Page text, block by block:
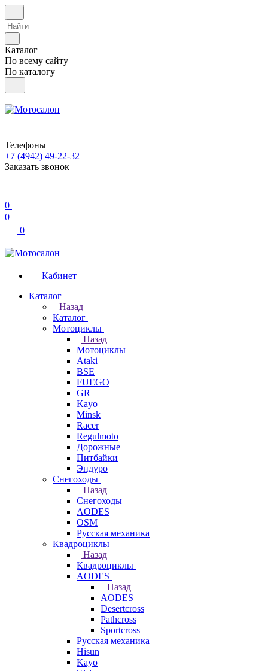
Каталог
По всему сайту
По каталогу
Телефоны
+7 (4942) 49-22-32
Заказать звонок
0
0
0
Кабинет
Каталог
Назад
Каталог
Мотоциклы
Назад
Мотоциклы
Ataki
BSE
FUEGO
GR
Kayo
Minsk
Racer
Regulmoto
Дорожные
Питбайки
Эндуро
Снегоходы
Назад
Снегоходы
AODES
OSM
Русская механика
Квадроциклы
Назад
Квадроциклы
AODES
Назад
AODES
Desertcross
Pathcross
Sportcross
Русская механика
Hisun
Kayo